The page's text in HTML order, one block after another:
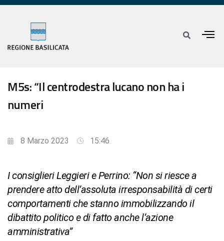
M5s: “Il centrodestra lucano non ha i
numeri
8 Marzo 2023 15:46
I consiglieri Leggieri e Perrino: “Non si riesce a
prendere atto dell’assoluta irresponsabilità di certi
comportamenti che stanno immobilizzando il
dibattito politico e di fatto anche l’azione
amministrativa”